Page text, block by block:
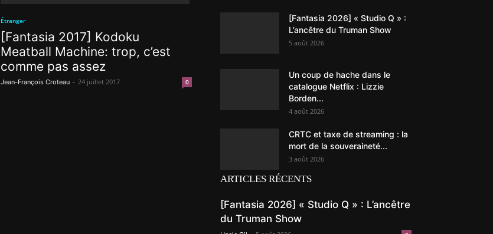
Étranger
[Fantasia 2017] Kodoku
Meatball Machine: trop, c’est
comme pas assez
Jean-François Croteau - 24 juillet 2017 0
[Fantasia 2026] « Studio Q » :
L’ancêtre du Truman Show
5 août 2026
Un coup de hache dans le
catalogue Netflix : Lizzie
Borden...
4 août 2026
CRTC et taxe de streaming : la
mort de la souveraineté...
3 août 2026
ARTICLES RÉCENTS
[Fantasia 2026] « Studio Q » : L’ancêtre
du Truman Show